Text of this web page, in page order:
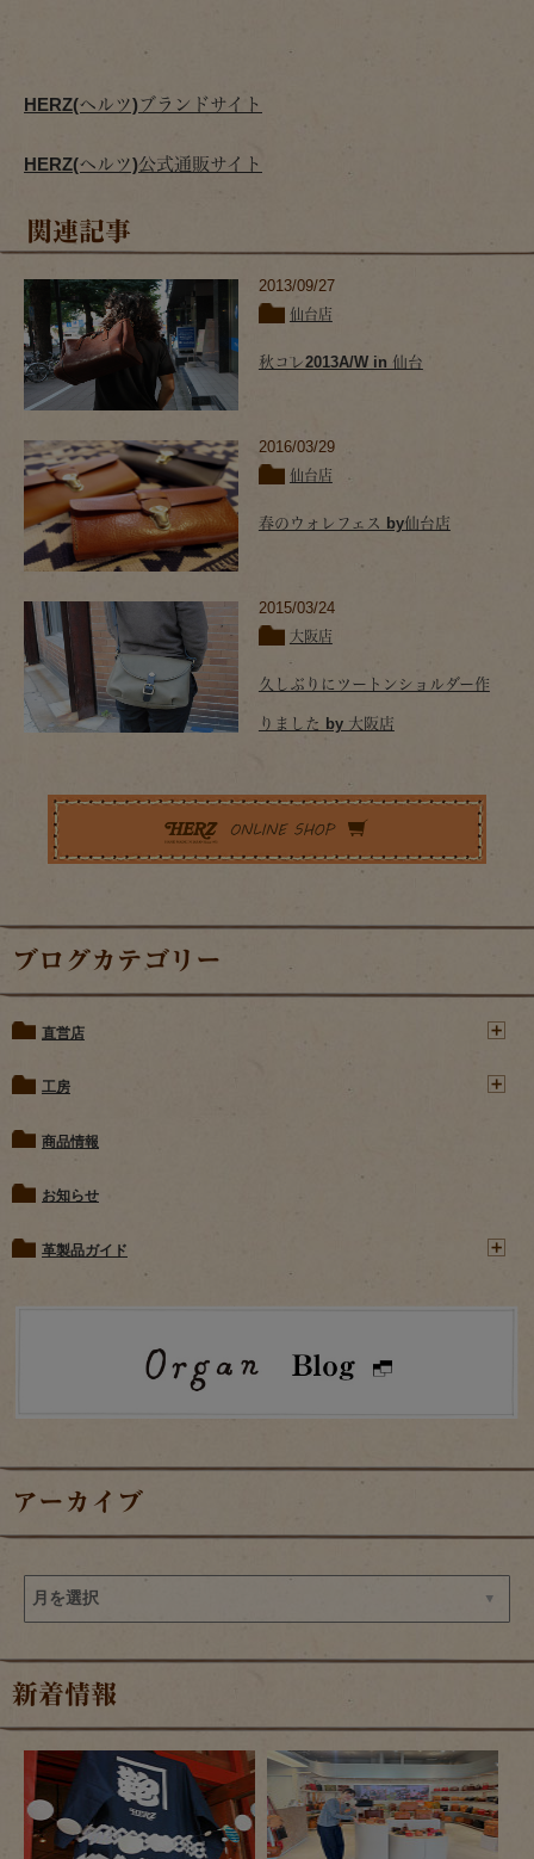
HERZ(ヘルツ)ブランドサイト
HERZ(ヘルツ)公式通販サイト
関連記事
2013/09/27
仙台店
秋コレ2013A/W in 仙台
2016/03/29
仙台店
春のウォレフェス by仙台店
2015/03/24
大阪店
久しぶりにツートンショルダー作
りました by 大阪店
ブログカテゴリー
直営店
工房
商品情報
お知らせ
革製品ガイド
アーカイブ
新着情報